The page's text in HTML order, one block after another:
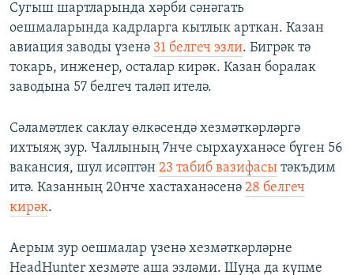
Сугыш шартларында хәрби сәнәгать
оешмаларында кадрларга кытлык арткан. Казан
авиация заводы үзенә 31 белгеч эзли. Бигрәк тә
токарь, инженер, осталар кирәк. Казан боралак
заводына 57 белгеч таләп ителә.
Сәламәтлек саклау өлкәсендә хезмәткәрләргә
ихтыяҗ зур. Чаллының 7нче сырхауханәсе бүген 56
вакансия, шул исәптән 23 табиб вазифасы тәкъдим
итә. Казанның 20нче хастаханәсенә 28 белгеч
кирәк.
Аерым зур оешмалар үзенә хезмәткәрләрне
HeadHunter хезмәте аша эзләми. Шуңа да күпме